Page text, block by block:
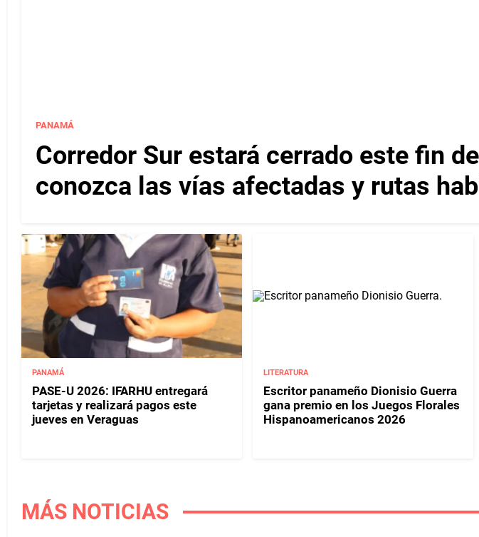
PANAMÁ
Corredor Sur estará cerrado este fin
conozca las vías afectadas y rutas
PANAMÁ
PASE-U 2026: IFARHU entregará
tarjetas y realizará pagos este
jueves en Veraguas
LITERATURA
Escritor panameño Dionisio Guerra
gana premio en los Juegos Florales
Hispanoamericanos 2026
MÁS NOTICIAS